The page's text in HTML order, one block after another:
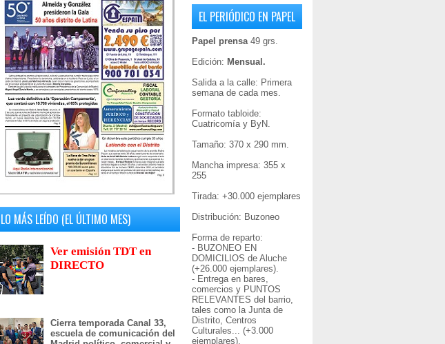
LO MÁS LEÍDO (EL ÚLTIMO MES)
Ver emisión TDT en
DIRECTO
Cierra temporada Canal 33,
escuela de comunicación del
EL PERIÓDICO EN PAPEL
Papel prensa49 grs.
Edición: Mensual.
Salida a la calle: Primera
semana de cada mes.
Formato tabloide:
Cuatricomía y ByN.
Tamaño: 370 x 290 mm.
Mancha impresa: 355 x
255
Tirada: +30.000 ejemplares
Distribución: Buzoneo
Forma de reparto:
- BUZONEO EN
DOMICILIOS de Aluche
(+26.000 ejemplares).
- Entrega en bares,
comercios y PUNTOS
RELEVANTES del barrio,
tales como la Junta de
Distrito, Centros
Culturales... (+3.000
ejemplares).